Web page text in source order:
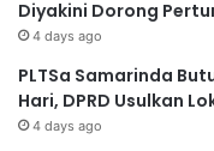
Diyakini Dorong
4 days ago
PLTSa Samarinda
Hari, DPRD Usulkan
4 days ago